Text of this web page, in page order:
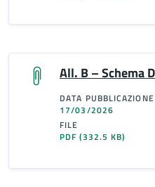
All. B – Schema
DATA PUBBLICAZIONE
17/03/2026
FILE
PDF(332.5 KB)